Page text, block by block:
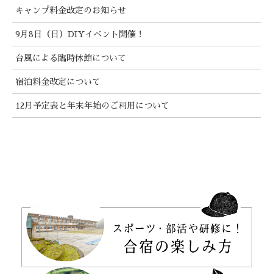
キャンプ料金改定のお知らせ
9月8日（日）DIYイベント開催！
台風による臨時休館について
宿泊料金改定について
12月予定表と年末年始のご利用について